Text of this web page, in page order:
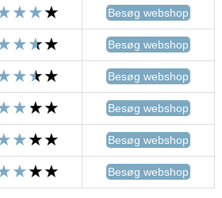
Besøg webshop
Besøg webshop
Besøg webshop
Besøg webshop
Besøg webshop
Besøg webshop